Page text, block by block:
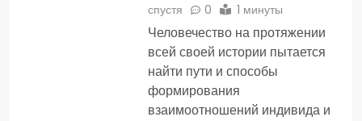
спустя
0 1 минуты
Человечество на протяжении
всей своей истории пытается
найти пути и способы
формирования
взаимоотношений индивида и